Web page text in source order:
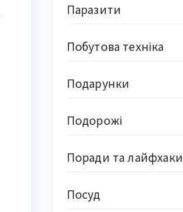
Паразити
Побутова техніка
Подарунки
Подорожі
Поради та лайфхаки
Посуд